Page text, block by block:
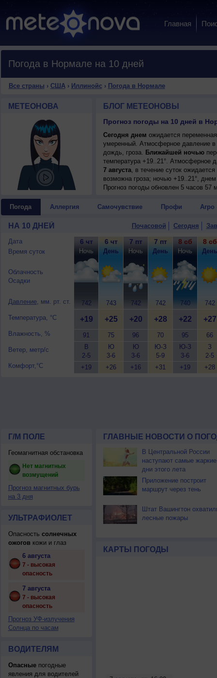
Главная
Погода в Нормале на 10 дней
Все страны › США› Иллинойс› Погода в Нормале
МЕТЕОНОВА БЛОГ МЕТЕОНОВЫ
Прогноз погоды на 10 дней в
Сегодня днем ожидается
умеренный. Атмосферное давление
дождь, гроза. Ближайшей ночью
температура +19..21°. Атмосферное
7 августа, в течение суток
возможна гроза; ночью +19..21°,
8 августа, ожидается малооблачная
9 августа, в течение суток
10 августа, ожидается переменная
гроза; ночью +24..26°, днем
Прогноз погоды обновлен 5 часов 57
Погода Аллергия Самочувствие Профи Агро
НА 10 ДНЕЙ Почасовой Сегодня
Дата
Время суток
Облачность
Осадки
Давление, мм. рт. ст.
Температура, °C
Влажность, %
Ветер, метр/с
Комфорт,°C
6 чт
Ночь
742
+19
91
В
2-5
+19
6 чт
День
743
+25
75
Ю
3-6
+26
7 пт
Ночь
742
+20
96
Ю
3-6
+16
7 пт
День
742
+28
70
Ю-З
5-9
+31
8 сб
Ночь
740
+22
95
Ю-З
3-6
+19
8 сб
День
742
+27
66
З
2-5
+28
Г/М ПОЛЕ
Геомагнитная обстановка
Нет магнитных
возмущений
Прогноз магнитных бурь
на 3 дня
УЛЬТРАФИОЛЕТ
Опасность солнечных
ожоговкожи и глаз
6 августа
7 - высокая
опасность
7 августа
7 - высокая
опасность
Прогноз УФ-излучения
Солнца по часам
ВОДИТЕЛЯМ
Опасныепогодные
явления для водителей
ГЛАВНЫЕ НОВОСТИ О
В Центральной России
наступают самые жаркие
дни этого лета
Приложение построит
маршрут через тень
Штат Вашингтон
лесные пожары
КАРТЫ ПОГОДЫ